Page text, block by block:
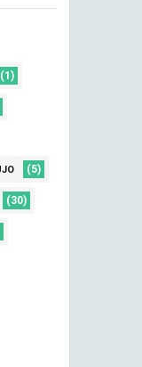
(1)
(5)
(30)